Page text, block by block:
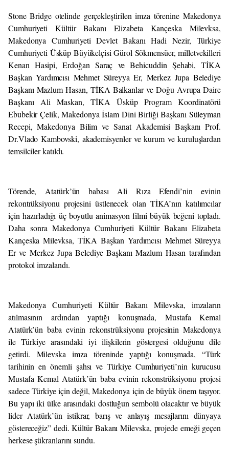
Stone Bridge otelinde gerçekleştirilen imza törenine Makedonya
Cumhuriyeti Kültür Bakanı Elizabeta Kançeska Milevksa,
Makedonya Cumhuriyeti Devlet Bakanı Hadi Nezir, Türkiye
Cumhuriyeti Üsküp Büyükelçisi Gürol Sökmensüer, milletvekilleri
Kenan Hasipi, Erdoğan Saraç ve Behicuddin Şehabi, TİKA
Başkan Yardımcısı Mehmet Süreyya Er, Merkez Jupa Belediye
Başkanı Mazlum Hasan, TİKA Balkanlar ve Doğu Avrupa Daire
Başkanı Ali Maskan, TİKA Üsküp Program Koordinatörü
Ebubekir Çelik, Makedonya İslam Dini Birliği Başkanı Süleyman
Recepi, Makedonya Bilim ve Sanat Akademisi Başkanı Prof.
Dr.Vlado Kambovski, akademisyenler ve kurum ve kuruluşlardan
temsilciler katıldı.
Törende, Atatürk’ün babası Ali Rıza Efendi’nin evinin
rekontrüksiyonu projesini üstlenecek olan TİKA’nın katılımcılar
için hazırladığı üç boyutlu animasyon filmi büyük beğeni topladı.
Daha sonra Makedonya Cumhuriyeti Kültür Bakanı Elizabeta
Kançeska Milevksa, TİKA Başkan Yardımcısı Mehmet Süreyya
Er ve Merkez Jupa Belediye Başkanı Mazlum Hasan tarafından
protokol imzalandı.
Makedonya Cumhuriyeti Kültür Bakanı Milevska, imzaların
atılmasının ardından yaptığı konuşmada, Mustafa Kemal
Atatürk’ün baba evinin rekonstrüksiyonu projesinin Makedonya
ile Türkiye arasındaki iyi ilişkilerin göstergesi olduğunu dile
getirdi. Milevska imza töreninde yaptığı konuşmada, “Türk
tarihinin en önemli şahsı ve Türkiye Cumhuriyeti’nin kurucusu
Mustafa Kemal Atatürk’ün baba evinin rekonstrüksiyonu projesi
sadece Türkiye için değil, Makedonya için de büyük önem taşıyor.
Bu yapı iki ülke arasındaki dostluğun sembolü olacaktır ve büyük
lider Atatürk’ün istikrar, barış ve anlayış mesajlarını dünyaya
göstereceğiz” dedi. Kültür Bakanı Milevska, projede emeği geçen
herkese şükranlarını sundu.